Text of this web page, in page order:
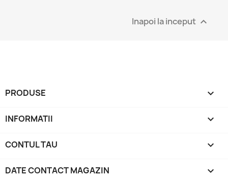
Inapoi la inceput 
PRODUSE 
INFORMATII 
CONTUL TAU 
DATE CONTACT MAGAZIN keyboard_arrow_down